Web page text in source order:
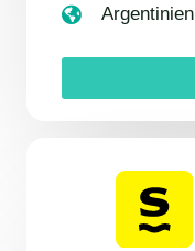
Argentinien